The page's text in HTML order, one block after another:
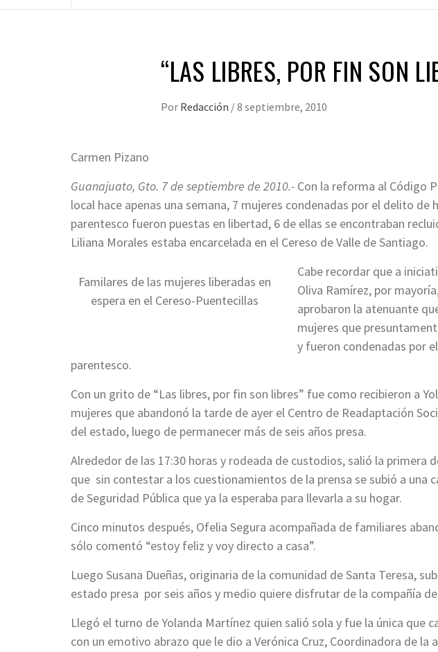
“LAS LIBRES, POR FIN SON
Por Redacción /8 septiembre, 2010
Carmen Pizano
Guanajuato, Gto. 7 de septiembre de 2010.- Con la reforma al Código
local hace apenas una semana, 7 mujeres condenadas por el delito de
parentesco fueron puestas en libertad, 6 de ellas se encontraban
Liliana Morales estaba encarcelada en el Cereso de Valle de Santiago.
Familares de las mujeres liberadas en
espera en el Cereso-Puentecillas
Cabe recordar que a
Oliva Ramírez, por
aprobaron la atenuante
mujeres que
y fueron condenadas por
parentesco.
Con un grito de “Las libres, por fin son libres” fue como recibieron a
mujeres que abandonó la tarde de ayer el Centro de Readaptación
del estado, luego de permanecer más de seis años presa.
Alrededor de las 17:30 horas y rodeada de custodios, salió la primera
que sin contestar a los cuestionamientos de la prensa se subió a una
de Seguridad Pública que ya la esperaba para llevarla a su hogar.
Cinco minutos después, Ofelia Segura acompañada de familiares
sólo comentó “estoy feliz y voy directo a casa”.
Luego Susana Dueñas, originaria de la comunidad de Santa Teresa,
estado presa por seis años y medio quiere disfrutar de la compañía
Llegó el turno de Yolanda Martínez quien salió sola y fue la única que
con un emotivo abrazo que le dio a Verónica Cruz, Coordinadora de la